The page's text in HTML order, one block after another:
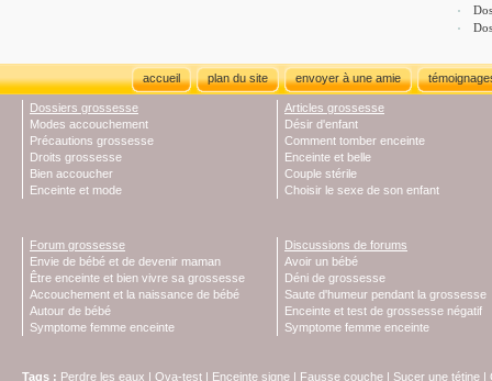
accueil plan du site envoyer à une amie
Dossiers grossesse
Modes accouchement
Précautions grossesse
Droits grossesse
Bien accoucher
Enceinte et mode
Articles grossesse
Désir d'enfant
Comment tomber enceinte
Enceinte et belle
Couple stérile
Choisir le sexe de son enfant
Forum grossesse
Envie de bébé et de devenir maman
Être enceinte et bien vivre sa grossesse
Accouchement et la naissance de bébé
Autour de bébé
Symptome femme enceinte
Discussions de forums
Avoir un bébé
Déni de grossesse
Saute d'humeur pendant la grossesse
Enceinte et test de grossesse négatif
Symptome femme enceinte
Tags : Perdre les eaux | Ova-test | Enceinte signe | Fausse couche | Sucer une tétine |